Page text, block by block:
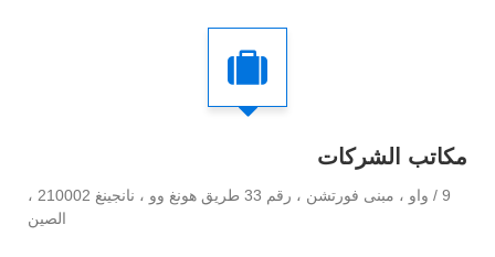
مكاتب الشركات
9 / واو ، مبنى فورتشن ، رقم 33 طريق هونغ وو ، نانجينغ 210002 ،
الصين